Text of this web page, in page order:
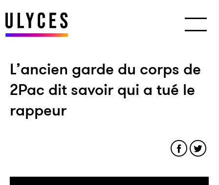
L’ancien garde du corps de
2Pac dit savoir qui a tué le
rappeur